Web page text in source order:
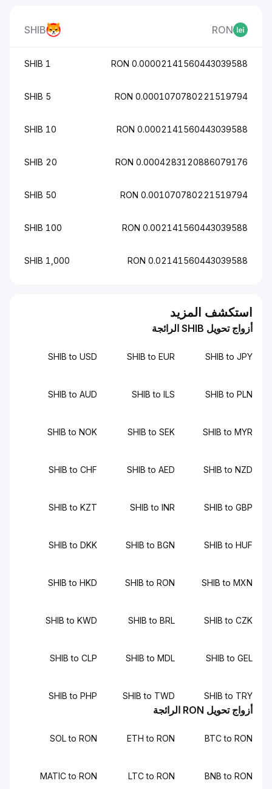
RON
SHIB
0.00002141560443039588 RON
0.0001070780221519794 RON
0.0002141560443039588 RON
0.0004283120886079176 RON
0.001070780221519794 RON
0.002141560443039588 RON
100 SHIB
0.02141560443039588 RON
1,000 SHIB
استكشف المزيد
أزواج تحويل SHIB الرائجة
SHIB to JPY
SHIB to EUR
SHIB to USD
SHIB to PLN
SHIB to ILS
SHIB to AUD
SHIB to MYR
SHIB to SEK
SHIB to NOK
SHIB to NZD
SHIB to AED
SHIB to CHF
SHIB to GBP
SHIB to INR
SHIB to KZT
SHIB to HUF
SHIB to BGN
SHIB to DKK
SHIB to MXN
SHIB to RON
SHIB to HKD
SHIB to CZK
SHIB to BRL
SHIB to KWD
SHIB to GEL
SHIB to MDL
SHIB to CLP
SHIB to TRY
SHIB to TWD
SHIB to PHP
أزواج تحويل RON الرائجة
BTC to RON
ETH to RON
SOL to RON
BNB to RON
LTC to RON
MATIC to RON